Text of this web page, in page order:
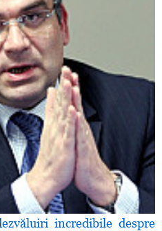
incredibile despre